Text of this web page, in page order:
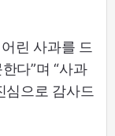
린 사과를 드
다”며 “사과
심으로 감사드